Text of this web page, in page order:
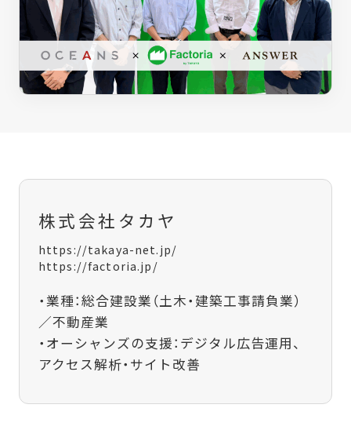
株式会社タカヤ
https://takaya-net.jp/
https://factoria.jp/
・業種：総合建設業（土木・建築工事請負業）
／不動産業
・オーシャンズの支援：デジタル広告運用、
アクセス解析・サイト改善